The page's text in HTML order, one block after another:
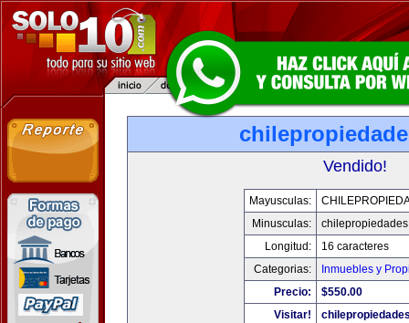
Vendido!
Mayusculas:
Minusculas:
Longitud:
16 caracteres
Categorias:
Inmuebles y
Precio:
$550.00
Visitar!